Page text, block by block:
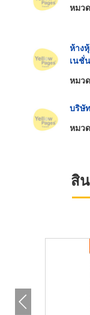
หมว
ห้าง
เนชั่
หมว
บริษั
หมว
สิ